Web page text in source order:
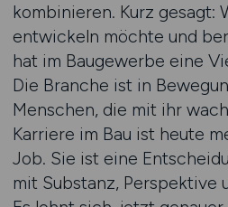
kombinieren. Kurz gesagt:
entwickeln möchte und
hat im Baugewerbe eine
Die Branche ist in
Menschen, die mit ihr
Karriere im Bau ist heute
Job. Sie ist eine
mit Substanz, Perspektive